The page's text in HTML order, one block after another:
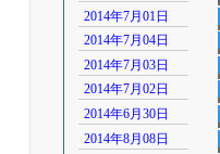
2014年7月01日
2014年7月04日
2014年7月03日
2014年7月02日
2014年6月30日
2014年8月08日